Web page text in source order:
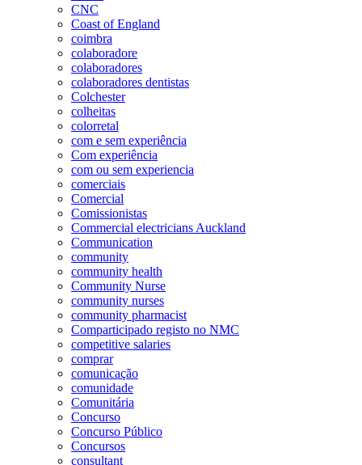
CNC
Coast of England
coimbra
colaboradore
colaboradores
colaboradores dentistas
Colchester
colheitas
colorretal
com e sem experiência
Com experiência
com ou sem experiencia
comerciais
Comercial
Comissionistas
Commercial electricians Auckland
Communication
community
community health
Community Nurse
community nurses
community pharmacist
Comparticipado registo no NMC
competitive salaries
comprar
comunicação
comunidade
Comunitária
Concurso
Concurso Público
Concursos
consultant